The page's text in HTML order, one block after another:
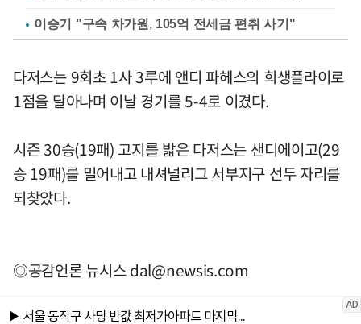
이승기 "구속 차가원, 105억 전세금 편취 사기"
다저스는 9회초 1사 3루에 앤디 파헤스의 희생플라이로
1점을 달아나며 이날 경기를 5-4로 이겼다.
시즌 30승(19패) 고지를 밟은 다저스는 샌디에이고(29
승 19패)를 밀어내고 내셔널리그 서부지구 선두 자리를
되찾았다.
◎공감언론 뉴시스dal@newsis.com